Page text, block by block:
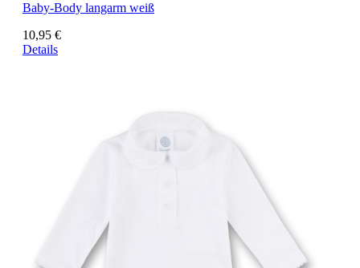
Baby-Body langarm weiß
10,95 €
Details